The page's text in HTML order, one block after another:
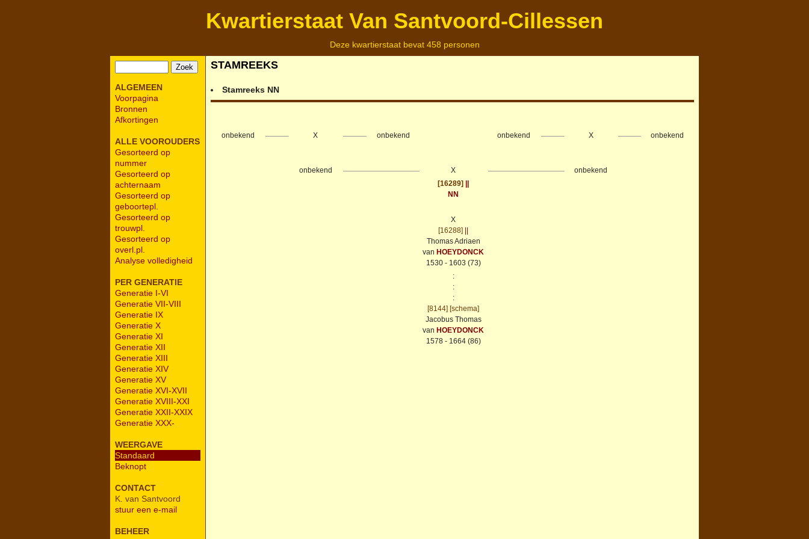
Kwartierstaat Van Santvoord-Cillessen
Deze kwartierstaat bevat 458 personen
ALGEMEEN
Voorpagina
Bronnen
Afkortingen
ALLE VOOROUDERS
Gesorteerd op
nummer
Gesorteerd op
achternaam
Gesorteerd op
geboortepl.
Gesorteerd op
trouwpl.
Gesorteerd op
overl.pl.
Analyse volledigheid
PER GENERATIE
Generatie I-VI
Generatie VII-VIII
Generatie IX
Generatie X
Generatie XI
Generatie XII
Generatie XIII
Generatie XIV
Generatie XV
Generatie XVI-XVII
Generatie XVIII-XXI
Generatie XXII-XXIX
Generatie XXX-
WEERGAVE
Standaard
Beknopt
CONTACT
K. van Santvoord
stuur een e-mail
BEHEER
STAMREEKS
Stamreeks NN
onbekend X onbekend onbekend X onbekend
onbekend X
onbekend
[16289]
NN
X
[16288]
Thomas Adriaen
van HOEYDONCK
1530 - 1603 (73)
:
:
:
[8144] [schema]
Jacobus Thomas
van HOEYDONCK
1578 - 1664 (86)